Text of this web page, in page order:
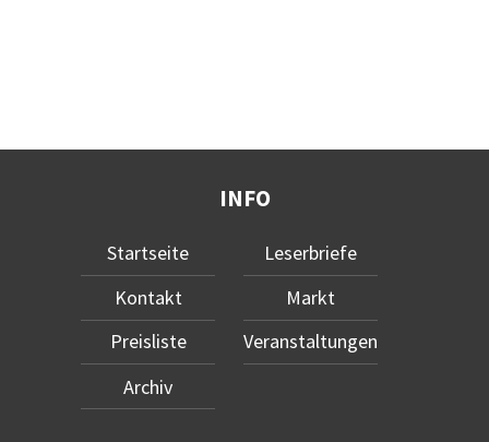
INFO
Startseite
Kontakt
Preisliste
Archiv
Leserbriefe
Markt
Veranstaltungen